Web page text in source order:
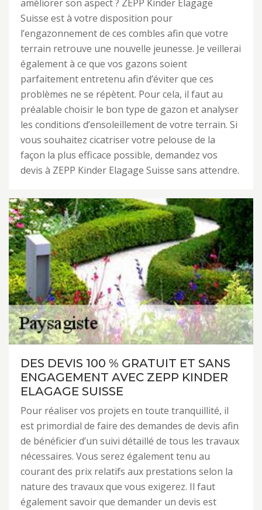
améliorer son aspect ? ZEPP Kinder Elagage
Suisse est à votre disposition pour
l’engazonnement de ces combles afin que votre
terrain retrouve une nouvelle jeunesse. Je veillerai
également à ce que vos gazons soient
parfaitement entretenu afin d’éviter que ces
problèmes ne se répètent. Pour cela, il faut au
préalable choisir le bon type de gazon et analyser
les conditions d’ensoleillement de votre terrain. Si
vous souhaitez cicatriser votre pelouse de la
façon la plus efficace possible, demandez vos
devis à ZEPP Kinder Elagage Suisse sans attendre.
DES DEVIS 100 % GRATUIT ET SANS
ENGAGEMENT AVEC ZEPP KINDER
ELAGAGE SUISSE
Pour réaliser vos projets en toute tranquillité, il
est primordial de faire des demandes de devis afin
de bénéficier d’un suivi détaillé de tous les travaux
nécessaires. Vous serez également tenu au
courant des prix relatifs aux prestations selon la
nature des travaux que vous exigerez. Il faut
également savoir que demander un devis est